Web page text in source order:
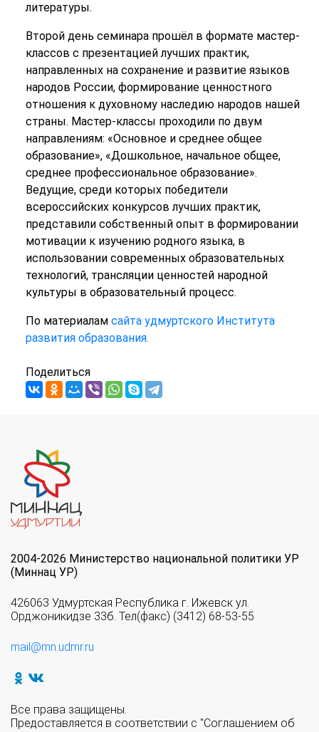
литературы.
Второй день семинара прошёл в формате мастер-
классов с презентацией лучших практик,
направленных на сохранение и развитие языков
народов России, формирование ценностного
отношения к духовному наследию народов нашей
страны. Мастер-классы проходили по двум
направлениям: «Основное и среднее общее
образование», «Дошкольное, начальное общее,
среднее профессиональное образование».
Ведущие, среди которых победители
всероссийских конкурсов лучших практик,
представили собственный опыт в формировании
мотивации к изучению родного языка, в
использовании современных образовательных
технологий, трансляции ценностей народной
культуры в образовательный процесс.
По материалам сайта удмуртского Института
развития образования.
Поделиться
2004-2026 Министерство национальной политики УР
(Миннац УР)
426063 Удмуртская Республика г. Ижевск ул.
Орджоникидзе 33б. Тел(факс) (3412) 68-53-55
mail@mn.udmr.ru
Все права защищены.
Предоставляется в соответствии с "Соглашением об